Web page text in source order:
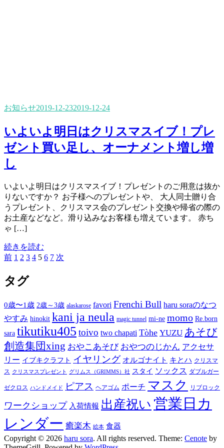
お知らせ2019-12-232019-12-24
いよいよ明日はクリスマスイブ！プレ
ゼント買い足し、オーナメント増し増
し
いよいよ明日はクリスマスイブ！プレゼントのご用意は抜か
りないですか？ お子様へのプレゼントや、 大人同士贈り合
うプレゼント、クリスマス会のプレゼント交換や帰省の際の
お土産などなど。滑り込みなお客様も増えています。 赤ち
ゃ […]
続きを読む
投
ナ
ビ
ー
シ
ョ
ン
前 固
ペ
ー
1 固
ペ
ー
2 固
ペ
3 固
4 固
5 固
6 固
7 次
タグ
0歳〜1歳 2歳～3歳 alaskarose favori Frenchi Bull haru soraのなつ
やすみ hinokit kani ja neula magic tunnel mi-ne momo Re.born
sara tikutiku405 toivo two chapati Tòhe YUZU あそび
創造集団xing おやこあそび おやつのじかん アクセサ
リー イブキクラフト イヤリング オルゴナイト キとハ クリスマ
ス クリスマスプレゼント グリムス（GRIMMS）社 スタイ ソックス ダブルガー
ゼクロス ハンドメイド ピアス ヘアゴム ポーチ マスク リブロック
ワークショップ 入荷情報 出産祝い 営業日カ
レンダー 癒楽木 絵本 食器
Copyright © 2026 haru sora. All rights reserved. Theme: Cenote by